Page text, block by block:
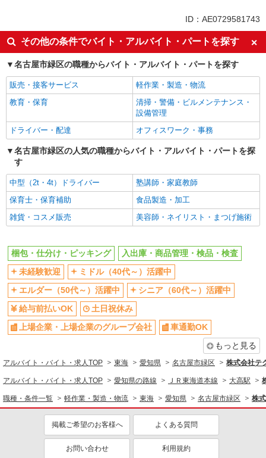
土日祝休み
上場企業・上場企業のグループ会
社
車通勤OK
交通費支給
社会保険あり
ID：AE0729581743
その他の条件でバイト・アルバイト・パートを探す
名古屋市緑区の職種からバイト・アルバイト・パートを探す
販売・接客サービス
軽作業・製造・物流
教育・保育
清掃・警備・ビルメンテナンス・
設備管理
ドライバー・配達
オフィスワーク・事務
名古屋市緑区の人気の職種からバイト・アルバイト・パートを探
す
中型（2t・4t）ドライバー
塾講師・家庭教師
保育士・保育補助
食品製造・加工
雑貨・コスメ販売
美容師・ネイリスト・まつげ施術
梱包・仕分け・ピッキング
入出庫・商品管理・検品・検査
未経験歓迎
ミドル（40代～）活躍中
エルダー（50代～）活躍中
シニア（60代～）活躍中
給与前払いOK
土日祝休み
上場企業・上場企業のグループ会社
車通勤OK
もっと見る
アルバイト・バイト・求人TOP 東海 愛知県 名古屋市緑区 株式会社テ
アルバイト・バイト・求人TOP 愛知県の路線 ＪＲ東海道本線 大高駅
職種・条件一覧 軽作業・製造・物流 東海 愛知県 名古屋市緑区 株
掲載ご希望のお客様へ よくある質問
お問い合わせ 利用規約